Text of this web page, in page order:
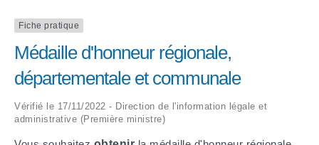
Fiche pratique
Médaille d'honneur régionale,
départementale et communale
Vérifié le 17/11/2022 - Direction de l'information légale et
administrative (Première ministre)
FICHE D'ORGANISATION MANIFESTATION
PLAN D'ACTION MUNICIPAL